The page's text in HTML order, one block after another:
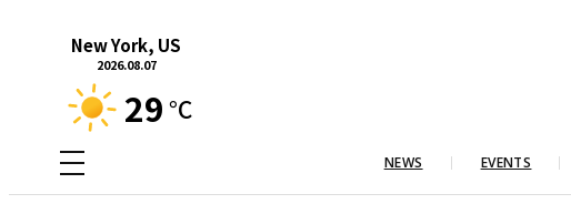
New York, US
2026.08.07
29 °C
NEWS EVENTS